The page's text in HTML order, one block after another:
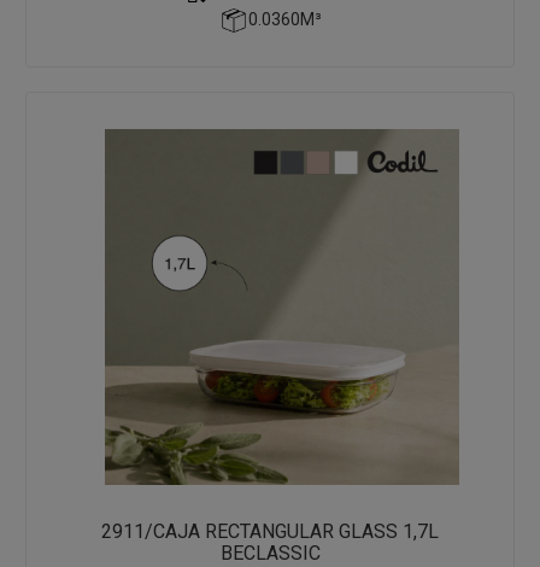
0.0360M³
2911/CAJA RECTANGULAR GLASS 1,7L
BECLASSIC